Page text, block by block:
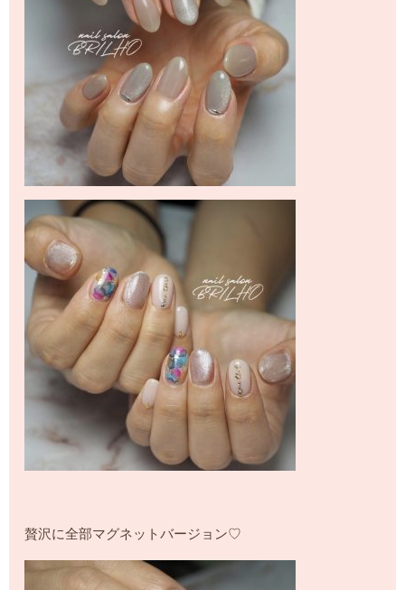
贅沢に全部マグネットバージョン♡